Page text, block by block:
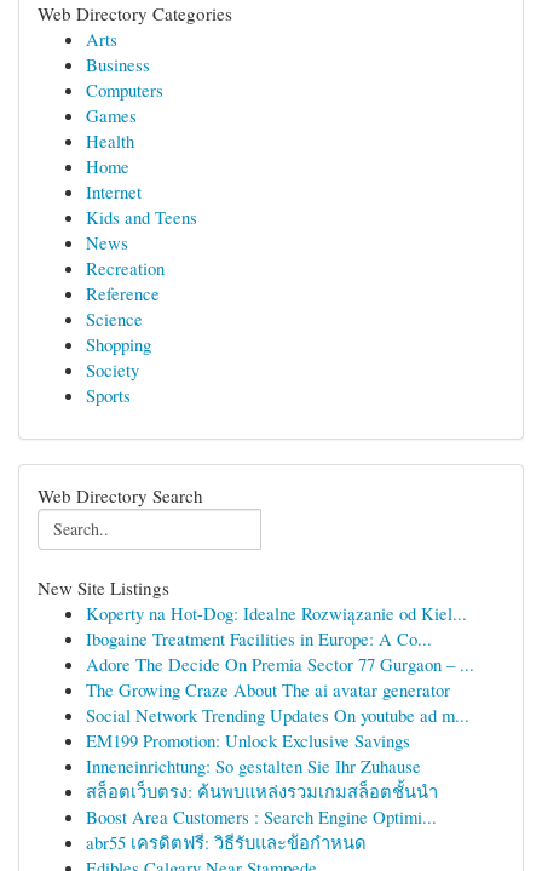
Web Directory Categories
Arts
Business
Computers
Games
Health
Home
Internet
Kids and Teens
News
Recreation
Reference
Science
Shopping
Society
Sports
Web Directory Search
New Site Listings
Koperty na Hot-Dog: Idealne Rozwiązanie od Kiel...
Ibogaine Treatment Facilities in Europe: A Co...
Adore The Decide On Premia Sector 77 Gurgaon – ...
The Growing Craze About The ai avatar generator
Social Network Trending Updates On youtube ad m...
EM199 Promotion: Unlock Exclusive Savings
Inneneinrichtung: So gestalten Sie Ihr Zuhause
สล็อตเว็บตรง: ค้นพบแหล่งรวมเกมสล็อตชั้นนำ
Boost Area Customers : Search Engine Optimi...
abr55 เครดิตฟรี: วิธีรับและข้อกำหนด